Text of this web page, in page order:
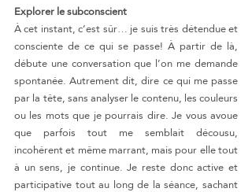
Explorer le subconscient
À cet instant, c’est sûr… je suis très détendue et
consciente de ce qui se passe! À partir de là,
débute une conversation que l’on me demande
spontanée. Autrement dit, dire ce qui me passe
par la tête, sans analyser le contenu, les couleurs
ou les mots que je pourrais dire. Je vous avoue
que parfois tout me semblait décousu,
incohérent et même marrant, mais pour elle tout
à un sens, je continue. Je reste donc active et
participative tout au long de la séance, sachant